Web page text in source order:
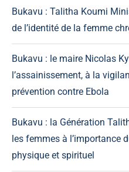
Bukavu : Talitha Koumi
de l’identité de la femme
Bukavu : le maire Nicolas
l’assainissement, à la
prévention contre Ebola
Bukavu : la Génération
les femmes à l’importance
physique et spirituel